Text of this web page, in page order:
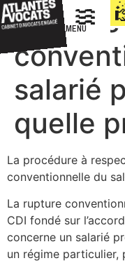
MENU
Rupture
salarié
quelle
La procédure à
conventionnelle du
La rupture
CDI fondé sur
concerne un salarié
un régime particulier,